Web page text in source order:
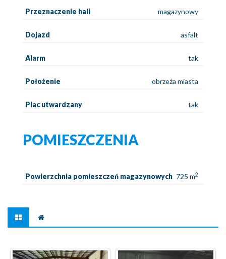
Przeznaczenie hali magazynowy
Dojazd asfalt
Alarm tak
Położenie obrzeża miasta
Plac utwardzany tak
POMIESZCZENIA
Powierzchnia pomieszczeń magazynowych 725 m2